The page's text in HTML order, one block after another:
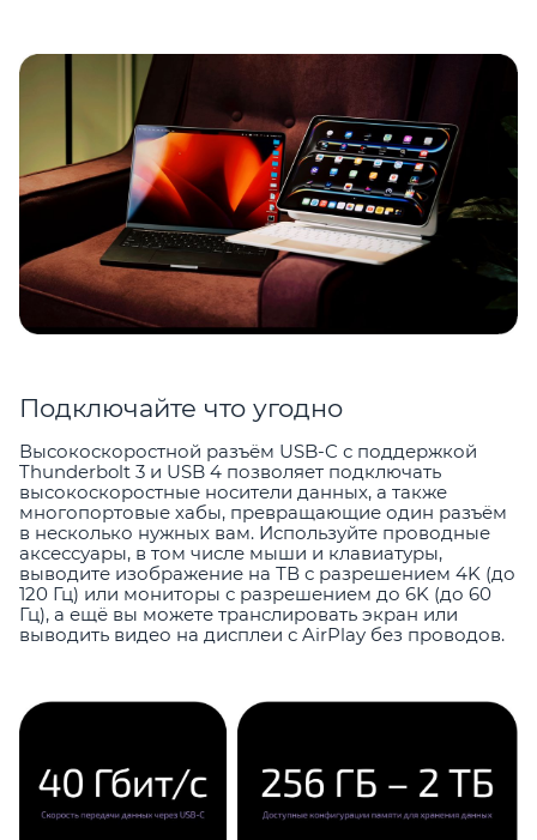
Подключайте что угодно
Высокоскоростной разъём USB-C с поддержкой
Thunderbolt 3 и USB 4 позволяет подключать
высокоскоростные носители данных, а также
многопортовые хабы, превращающие один разъём
в несколько нужных вам. Используйте проводные
аксессуары, в том числе мыши и клавиатуры,
выводите изображение на ТВ с разрешением 4K (до
120 Гц) или мониторы с разрешением до 6K (до 60
Гц), а ещё вы можете транслировать экран или
выводить видео на дисплеи с AirPlay без проводов.